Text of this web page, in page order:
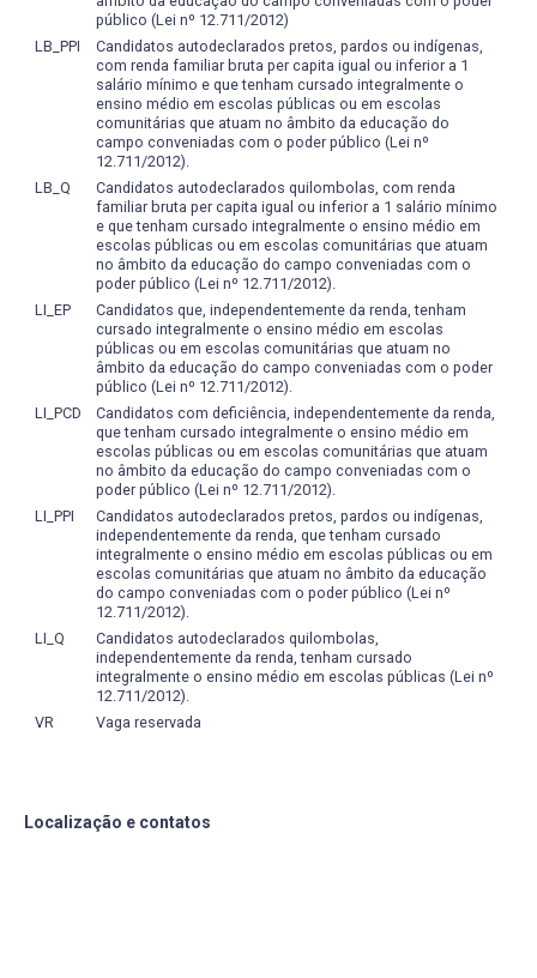
flexibilização do percurso acadêmico, aliando a
construção de perfis profissionais individuais ao
desenvolvimento de competências e habilidades
específicas do fazer musical. A flexibilidade da formação
se reflete na possibilidade de trânsito nas diversas linhas
de formação do bacharelado em música e na valorização
da formação livre e das atividades complementares.
Ao mesmo tempo, o curso apresenta uma formação
acadêmica que é estabelecida através de um eixo
comum de saberes em sintonia com outras IES, tais como
os da História da Música (Geral e Brasileira) e da Teoria
Musical (Harmonia, Contraponto e Análise). Esta
característica é fundamental para facilitar a mobilidade
acadêmica e a integração da graduação com pós-
graduação.
A valorização da reflexão sobre o fazer musical, sobre a
relação do músico com a sociedade, com o mercado
trabalho, assim como sobre as concepções estéticas e
éticas também é tônica do curso. Com este objetivo, há
um eixo da formação composto por disciplinas
obrigatórias (Música e Sociedade; Estética; Produção
Cultural) e que pode ser aprofundado em disciplinas da
formação livre. Este eixo serve de embasamento para a
consolidação de uma postura engajada e ativa dos
alunos, no sentido de construir um percurso acadêmico
condizente com os interesses particulares e respeitador
de sua identidade cultural, mas, ao mesmo tempo, crítico
exposição de idéias.Critérios de valoração
Desempenho do aluno (postura, espontaneidade, auto-
controle, dicção, clareza de exposição); Apresentação do
conteúdo (objetividade, seqüência lógica, propriedade nas
exemplificações, capacidade em relacionar o conteúdo
com as demais disciplinas de sua formação, referência
aos autores-chave da área, posicionamento crítico frente
às idéias do autor, observância do tempo de
apresentação de trabalho); Emprego de recursos
audiovisuais.
Participaçãoem aula:Objetivos: verificar o desempenho
do aluno no processo de ensino-aprendizagem;
desenvolver a capacidade crítica e auto-crítica em relação
ao seu engajamento nas discussões em classe, bem
como nas apresentações orais das tarefas
solicitadas.Critérios de valoração: intencionalidade
intelectual, artística e acadêmica.
Disciplinas Teórico-Práticas
Metodologia e critérios:
O processo de avaliação será composto pela Avaliação
Contínua e pelo Projeto da Disciplina (trabalho final).
a) Avaliação contínua:
público (Lei nº 12.711/2012)
LB_PPI
Candidatos autodeclarados pretos, pardos ou indígenas,
com renda familiar bruta per capita igual ou inferior a 1
salário mínimo e que tenham cursado integralmente o
ensino médio em escolas públicas ou em escolas
comunitárias que atuam no âmbito da educação do
campo conveniadas com o poder público (Lei nº
12.711/2012).
LB_Q
Candidatos autodeclarados quilombolas, com renda
familiar bruta per capita igual ou inferior a 1 salário mínimo
e que tenham cursado integralmente o ensino médio em
escolas públicas ou em escolas comunitárias que atuam
no âmbito da educação do campo conveniadas com o
poder público (Lei nº 12.711/2012).
LI_EP
Candidatos que, independentemente da renda, tenham
cursado integralmente o ensino médio em escolas
públicas ou em escolas comunitárias que atuam no
âmbito da educação do campo conveniadas com o poder
público (Lei nº 12.711/2012).
LI_PCD
Candidatos com deficiência, independentemente da renda,
que tenham cursado integralmente o ensino médio em
escolas públicas ou em escolas comunitárias que atuam
no âmbito da educação do campo conveniadas com o
poder público (Lei nº 12.711/2012).
LI_PPI
Candidatos autodeclarados pretos, pardos ou indígenas,
independentemente da renda, que tenham cursado
integralmente o ensino médio em escolas públicas ou em
escolas comunitárias que atuam no âmbito da educação
do campo conveniadas com o poder público (Lei nº
12.711/2012).
LI_Q
Candidatos autodeclarados quilombolas,
independentemente da renda, tenham cursado
integralmente o ensino médio em escolas públicas (Lei nº
12.711/2012).
VR
Vaga reservada
Localização e contatos